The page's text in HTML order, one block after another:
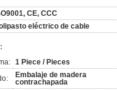
CE, CCC
eléctrico de cable
1 Piece / Pieces
Embalaje de madera
contrachapada